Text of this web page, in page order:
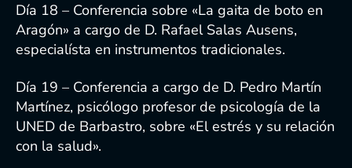
Día 18 – Conferencia sobre «La gaita de boto en
Aragón» a cargo de D. Rafael Salas Ausens,
especialísta en instrumentos tradicionales.
Día 19 – Conferencia a cargo de D. Pedro Martín
Martínez, psicólogo profesor de psicología de la
UNED de Barbastro, sobre «El estrés y su relación
con la salud».